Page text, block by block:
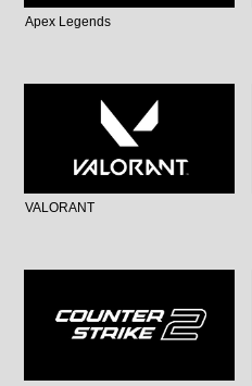
Apex Legends
VALORANT